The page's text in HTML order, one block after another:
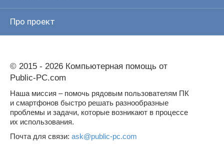
Про проект
© 2015 - 2026 Компьютерная помощь от
Public-PC.com
Наша миссия – помочь рядовым пользователям ПК
и смартфонов быстро решать разнообразные
проблемы и задачи, которые возникают в процессе
их использования.
Почта для связи: ask@public-pc.com